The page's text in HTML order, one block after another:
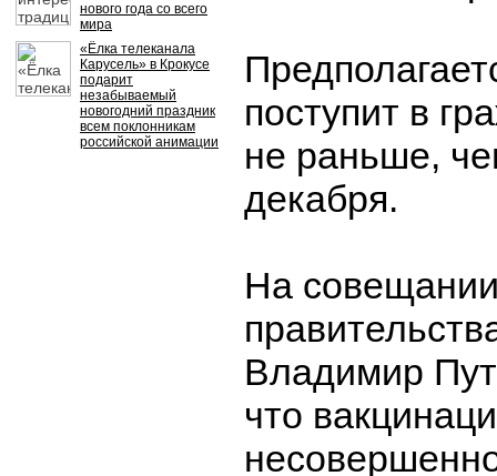
нового года со всего
мира
«Ёлка телеканала
Карусель» в Крокусе
подарит
незабываемый
новогодний праздник
всем поклонникам
российской анимации
поступит в
не раньше,
декабря.
На
Владимир
что